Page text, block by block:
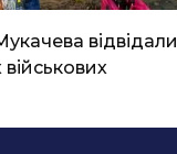
відвідали